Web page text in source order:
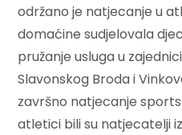
održano je natjecanje u
domaćine sudjelovala
pružanje usluga u
Slavonskog Broda i
završno natjecanje
atletici bili su natjecatelji